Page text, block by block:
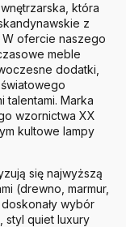
która
z
ofercie naszego
meble
dodatki,
talentami. Marka
wzornictwa XX
kultowe lampy
się najwyższą
(drewno, marmur,
wybór
styl quiet luxury